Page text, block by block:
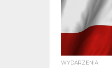
WYDARZENIA